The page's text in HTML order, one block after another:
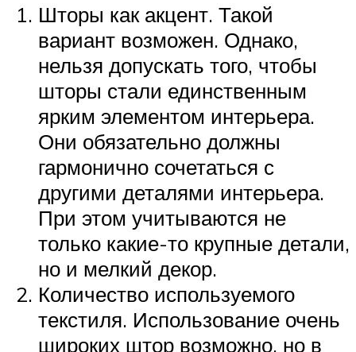
Шторы как акцент. Такой
вариант возможен. Однако,
нельзя допускать того, чтобы
шторы стали единственным
ярким элементом интерьера.
Они обязательно должны
гармонично сочетаться с
другими деталями интерьера.
При этом учитываются не
только какие-то крупные детали,
но и мелкий декор.
Количество используемого
текстиля. Использование очень
широких штор возможно, но в